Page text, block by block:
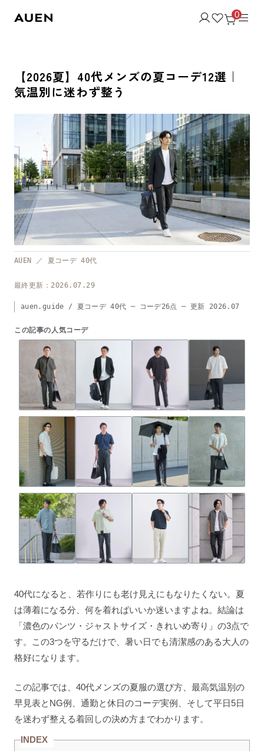
0
【2026夏】40代メンズの夏コーデ12選｜
気温別に迷わず整う
AUEN ／ 夏コーデ 40代
最終更新：2026.07.29
auen.guide / 夏コーデ 40代 ─ コーデ26点 ─ 更新 2026.07
この記事の人気コーデ
40代になると、若作りにも老け見えにもなりたくない。夏
は薄着になる分、何を着ればいいか迷いますよね。結論は
「濃色のパンツ・ジャストサイズ・きれいめ寄り」の3点で
す。この3つを守るだけで、暑い日でも清潔感のある大人の
格好になります。
この記事では、40代メンズの夏服の選び方、最高気温別の
早見表とNG例、通勤と休日のコーデ実例、そして平日5日
を迷わず整える着回しの決め方までわかります。
INDEX